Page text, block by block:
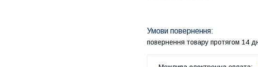
повернення товару протягом 14